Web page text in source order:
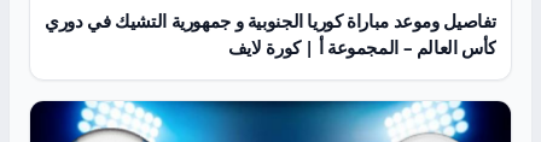
تفاصيل وموعد مباراة كوريا الجنوبية و جمهورية التشيك في دوري
كأس العالم – المجموعة أ | كورة لايف